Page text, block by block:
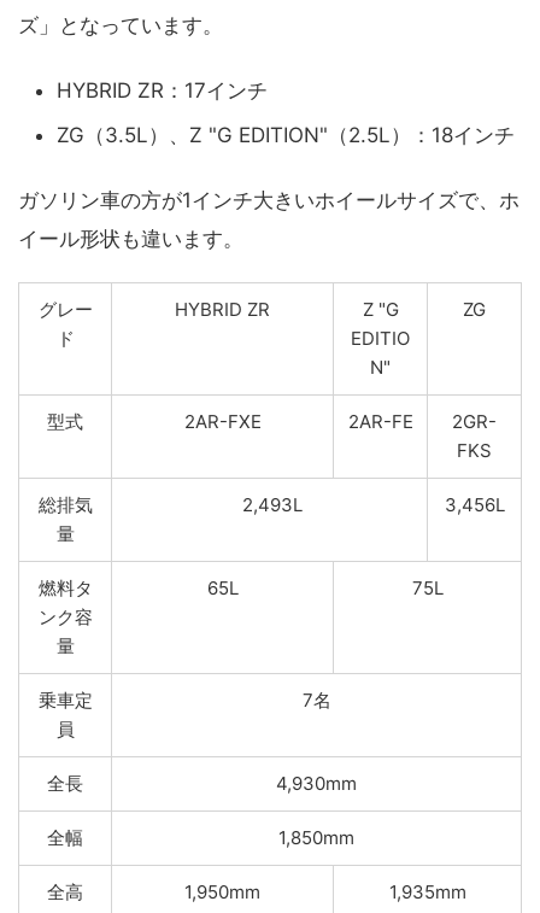
ズ」となっています。
HYBRID ZR：17インチ
ZG（3.5L）、Z "G EDITION"（2.5L）：18インチ
ガソリン車の方が1インチ大きいホイールサイズで、ホ
イール形状も違います。
グレー
ド
HYBRID ZR
Z "G
EDITIO
N"
ZG
型式 2AR-FXE 2AR-FE
2GR-
FKS
総排気
量
2,493L 3,456L
燃料タ
ンク容
量
65L 75L
乗車定
員
7名
全長 4,930mm
全幅 1,850mm
全高 1,950mm 1,935mm